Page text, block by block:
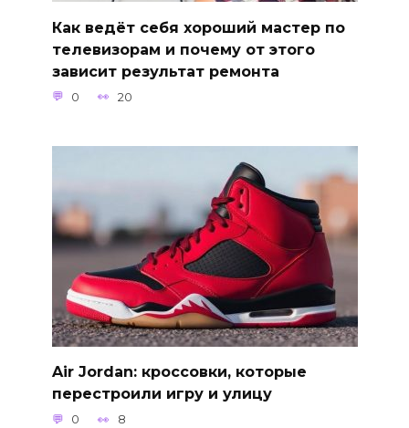
Как ведёт себя хороший мастер по
телевизорам и почему от этого
зависит результат ремонта
0 20
Air Jordan: кроссовки, которые
перестроили игру и улицу
0 8